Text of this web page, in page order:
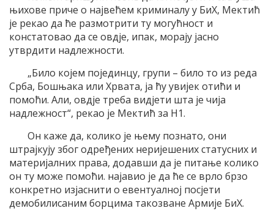
њихове приче о највећем криминалу у БиХ, Мектић
је рекао да ће размотрити ту могућност и
констатовао да се овдје, ипак, морају јасно
утврдити надлежности.
„Било којем појединцу, групи – било то из реда
Срба, Бошњака или Хрвата, ја ћу увијек отићи и
помоћи. Али, овдје треба видјети шта је чија
надлежност“, рекао је Мектић за Н1.
Он каже да, колико је њему познато, они
штрајкују због одређених неријешених статусних и
материјалних права, додавши да је питање колико
он ту може помоћи. најавио је да ће се врло брзо
конкретно изјаснити о евентуалној посјети
демобилисаним борцима такозване Армије БиХ.